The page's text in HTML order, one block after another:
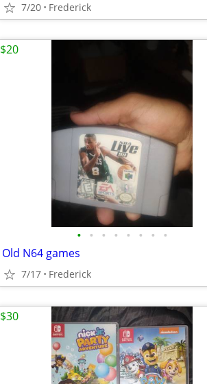
7/20 Frederick
• • • • • • • •
Old N64 games
7/17 Frederick
$20
$30